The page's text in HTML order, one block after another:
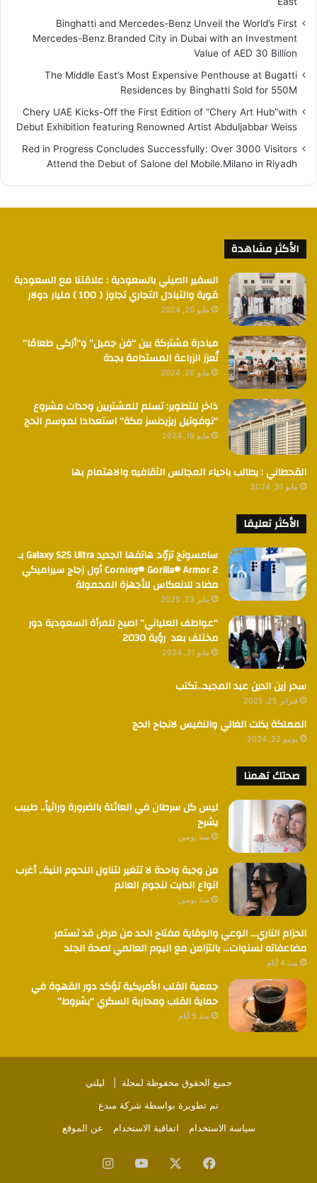
Binghatti and Mercedes-Benz Unveil the World’s First
Mercedes-Benz Branded City in Dubai with an Investment
Value of AED 30 Billion
The Middle East’s Most Expensive Penthouse at Bugatti
Residences by Binghatti Sold for 550M
Chery UAE Kicks-Off the First Edition of “Chery Art Hub”with
Debut Exhibition featuring Renowned Artist Abduljabbar Weiss
Red in Progress Concludes Successfully: Over 3000 Visitors
Attend the Debut of Salone del Mobile.Milano in Riyadh
الأكثر مشاهدة
السفير الصيني بالسعودية : علاقتنا مع السعودية
قوية والتبادل التجاري تجاوز ( 100 ) مليار دولار
مايو 20, 2024
مبادرة مشتركة بين “فن جميل” و”أزكى طعامًا”
تُعزز الزراعة المستدامة بجدة
مايو 26, 2024
ذاخر للتطوير: تسلم للمشتريين وحدات مشروع
“نوفوتيل ريزيدنسز مكة” استعدادا لموسم الحج
مايو 19, 2024
القحطاني : يطالب باحياء المجالس الثقافيه والاهتمام بها
مايو 31, 2024
الأكثر تعليقا
سامسونج تزوّد هاتفها الجديد Galaxy S25 Ultra بـ
Corning® Gorilla® Armor 2 أول زجاج سيراميكي
مضاد للانعكاس للأجهزة المحمولة
يناير 23, 2025
“عواطف العلياني” اصبح للمرأة السعودية دور
مختلف بعد رؤية 2030
مايو 31, 2024
سحر زين الدين عبد المجيد…تكتب
فبراير 25, 2025
المملكة بذلت الغالي والنفيس لانجاح الحج
يونيو 22, 2024
صحتك تهمنا
ليس كل سرطان في العائلة بالضرورة وراثياً.. طبيب
يشرح
منذ يومين
من وجبة واحدة لا تتغير لتناول اللحوم النية.. أغرب
انواع الدايت لنجوم العالم
منذ يومين
الحزام الناري… الوعي والوقاية مفتاح الحد من مرض قد تستمر
مضاعفاته لسنوات… بالتزامن مع اليوم العالمي لصحة الجلد
منذ 4 أيام
جمعية القلب الأمريكية تؤكد دور القهوة في
حماية القلب ومحاربة السكري “بشروط”
منذ 5 أيام
جميع الحقوق محفوظة لمجلة | ليلتي
تم تطويرة بواسطة شركة مبدع
سياسة الاستخدام
اتفاقية الاستخدام عن الموقع
فيسبوك ‫YouTube